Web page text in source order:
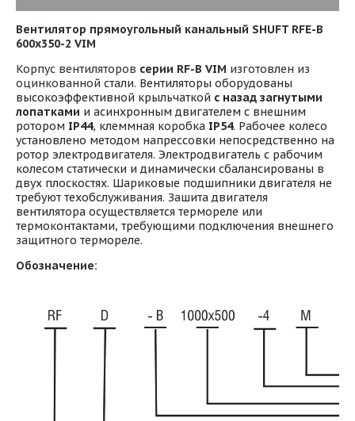
Вентилятор прямоугольный канальный SHUFT RFE-B
600х350-2 VIM
Корпус вентиляторов серии RF-B VIM изготовлен из
оцинкованной стали. Вентиляторы оборудованы
высокоэффективной крыльчаткой с назад загнутыми
лопатками и асинхронным двигателем с внешним
ротором IP44, клеммная коробка IP54. Рабочее колесо
установлено методом напрессовки непосредственно на
ротор электродвигателя. Электродвигатель с рабочим
колесом статически и динамически сбалансированы в
двух плоскостях. Шариковые подшипники двигателя не
требуют техобслуживания. Зашита двигателя
вентилятора осуществляется термореле или
термоконтактами, требующими подключения внешнего
защитного термореле.
Обозначение: